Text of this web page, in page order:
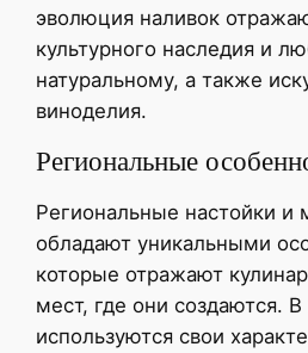
эволюция наливок
культурного наследия и
натуральному, а также
виноделия.
Региональные
Региональные настойки и
обладают уникальными
которые отражают
мест, где они создаются.
используются свои